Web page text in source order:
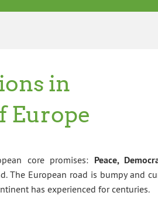
in
Europe
core promises: Peace,
The European road is bumpy and
has experienced for centuries.